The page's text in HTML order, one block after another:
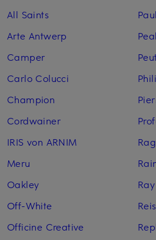
All Saints
Arte Antwerp
Camper
Carlo Colucci
Champion
Cordwainer
IRIS von ARNIM
Meru
Oakley
Off-White
Officine Creative